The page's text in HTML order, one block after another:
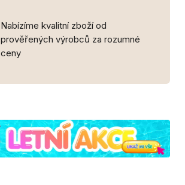
Nabízíme kvalitní zboží od
prověřených výrobců za rozumné
ceny